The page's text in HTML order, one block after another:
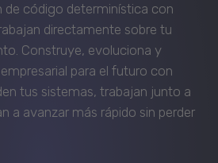
de código determinística con
directamente sobre tu
Construye, evoluciona y
para el futuro con
tus sistemas, trabajan junto a
a avanzar más rápido sin perder